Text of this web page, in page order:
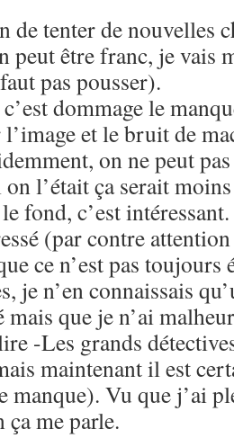
de tenter de nouvelles
peut être franc, je vais
pas pousser).
dommage le
et le bruit de
on ne peut
l’était ça serait
fond, c’est
(par contre
ce n’est pas
je n’en connaissais
que je n’ai
-Les grands
maintenant il est
manque). Vu que j’ai
ça me parle.